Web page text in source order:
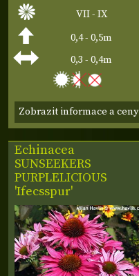
VII - IX
0,4 - 0,5m
0,3 - 0,4m
Zobrazit informace a ceny
Echinacea
SUNSEEKERS
PURPLELICIOUS
'Ifecsspur'